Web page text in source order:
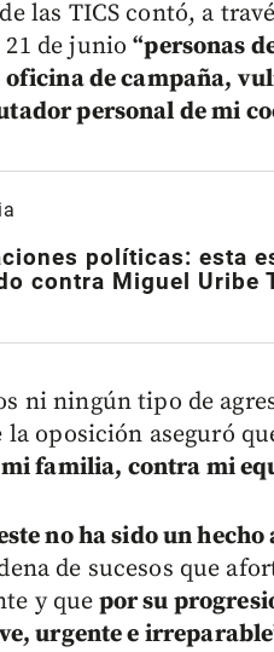
las TICS contó, a
21 de junio“personas
de campaña,
personal de mi
políticas: esta
contra Miguel Uribe
ni ningún tipo de
oposición aseguró
familia, contra mi
no ha sido un hecho
de sucesos que
y que por su
urgente e